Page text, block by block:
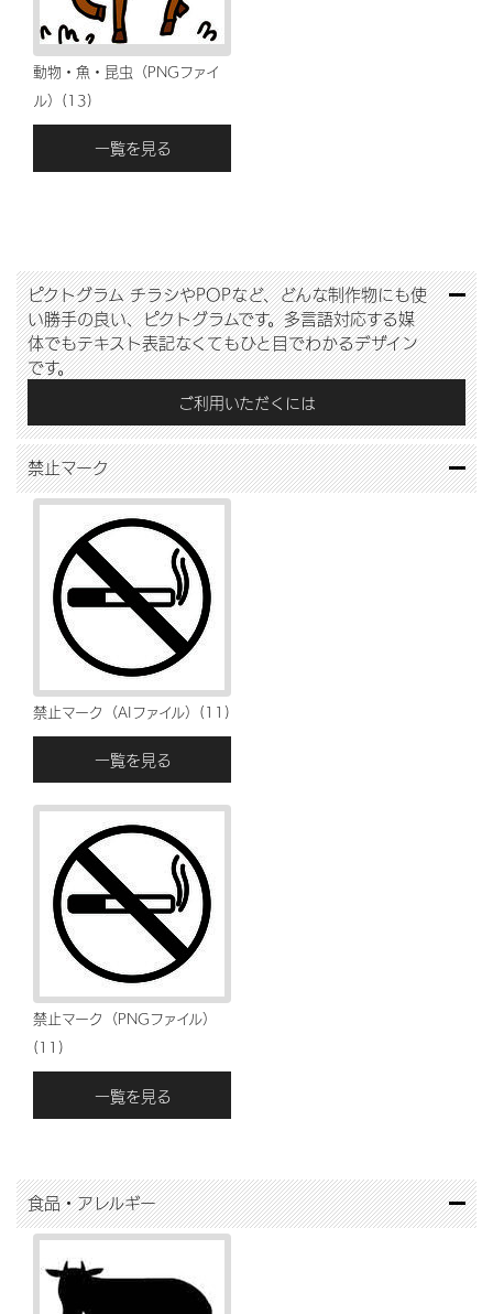
動物・魚・昆虫（PNGファイ
ル）(13)
一覧を見る
ピクトグラムチラシやPOPなど、どんな制作物にも使
い勝手の良い、ピクトグラムです。多言語対応する媒
体でもテキスト表記なくてもひと目でわかるデザイン
です。
ご利用いただくには
禁止マーク
禁止マーク（AIファイル）(11)
一覧を見る
禁止マーク（PNGファイル）
(11)
一覧を見る
食品・アレルギー